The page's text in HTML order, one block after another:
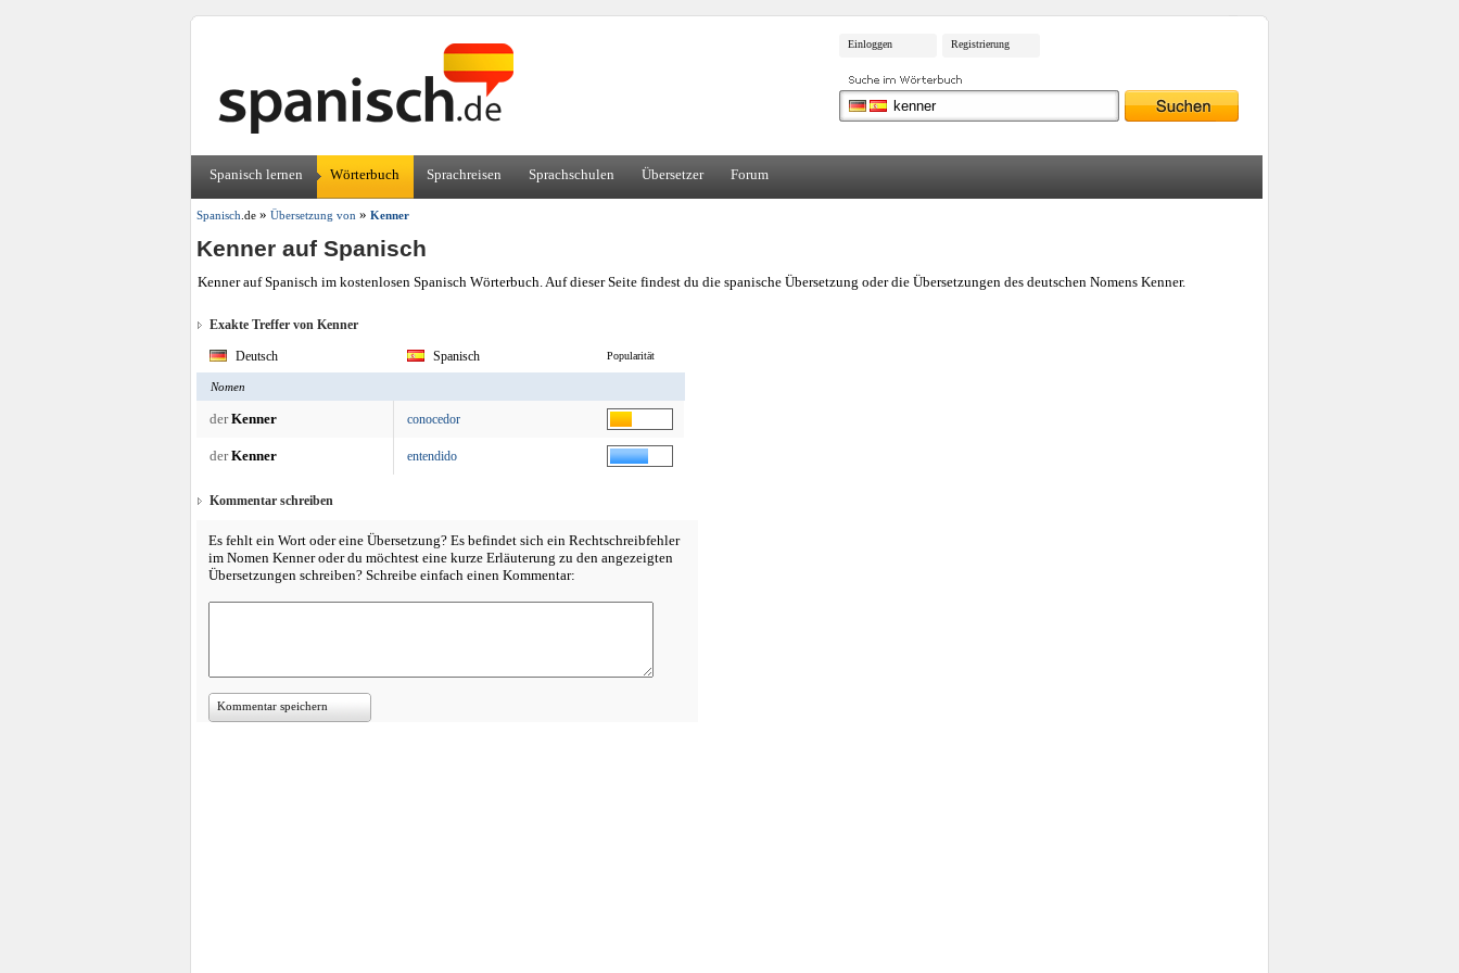
Einloggen Registrierung
Spanisch lernen Wörterbuch Sprachreisen Sprachschulen Übersetzer Forum
Spanisch .de » Übersetzung von » Kenner
Kenner auf Spanisch
Kenner auf Spanisch im kostenlosen Spanisch Wörterbuch. Auf dieser Seite findest du die spanische Übersetzung oder die Übersetzungen des deutschen Nomens Kenner.
Exakte Treffer von Kenner
Deutsch Spanisch Popularität
Nomen
derKenner conocedor
derKenner entendido
Kommentar schreiben
Es fehlt ein Wort oder eine Übersetzung? Es befindet sich ein Rechtschreibfehler
im Nomen Kenner oder du möchtest eine kurze Erläuterung zu den angezeigten
Übersetzungen schreiben? Schreibe einfach einen Kommentar:
Kommentar speichern